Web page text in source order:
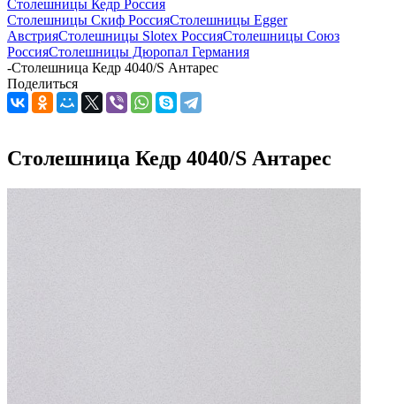
Столешницы Кедр Россия
Столешницы Скиф РоссияСтолешницы Egger
АвстрияСтолешницы Slotex РоссияСтолешницы Союз
РоссияСтолешницы Дюропал Германия
-Столешница Кедр 4040/S Антарес
Поделиться
Столешница Кедр 4040/S Антарес